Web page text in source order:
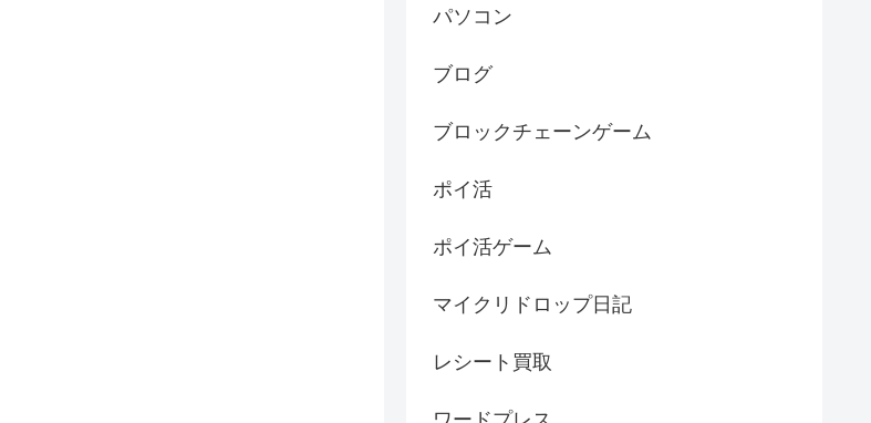
パソコン
ブログ
ブロックチェーンゲーム
ポイ活
ポイ活ゲーム
マイクリドロップ日記
レシート買取